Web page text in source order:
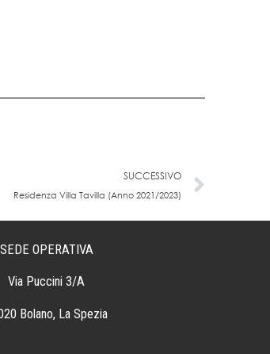
SUCCESSIVO
Residenza Villa Tavilla (Anno 2021/2023)
SEDE OPERATIVA
Via Puccini 3/A
Bolano, La Spezia